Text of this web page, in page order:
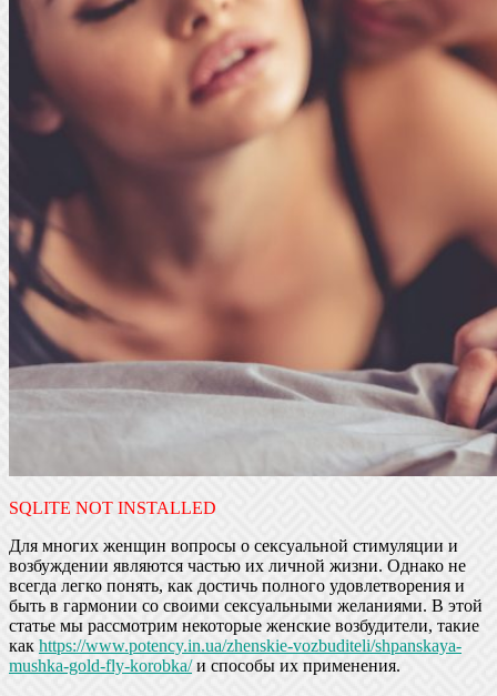
SQLITE NOT INSTALLED
Для многих женщин вопросы о сексуальной стимуляции и
возбуждении являются частью их личной жизни. Однако не
всегда легко понять, как достичь полного удовлетворения и
быть в гармонии со своими сексуальными желаниями. В этой
статье мы рассмотрим некоторые женские возбудители, такие
как https://www.potency.in.ua/zhenskie-vozbuditeli/shpanskaya-
mushka-gold-fly-korobka/и способы их применения.